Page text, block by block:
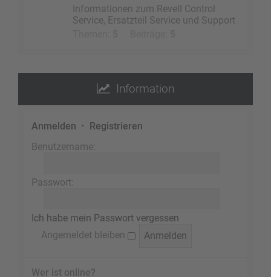
Informationen zum Revell Control
Service, Ersatzteil Service und Support
Information
Anmelden • Registrieren
Benutzername:
Passwort:
Ich habe mein Passwort vergessen
Angemeldet bleiben
Wer ist online?